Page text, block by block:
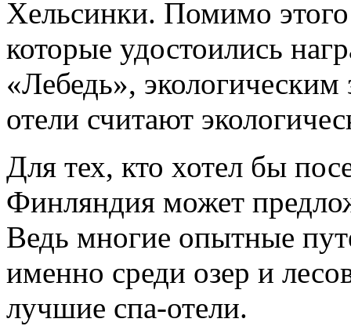
Хельсинки. Помимо
которые удостоились
«Лебедь»,
отели считают
Для тех, кто хотел бы
Финляндия может
Ведь многие опытные
именно среди озер и
лучшие спа-отели.